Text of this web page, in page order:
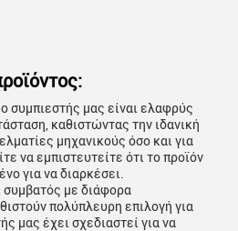
συμπιεστής μας είναι ελαφρύς
καθιστώντας την ιδανική
μηχανικούς όσο και για
να εμπιστευτείτε ότι το προϊόν
για να διαρκέσει.
συμβατός με διάφορα
πολύπλευρη επιλογή για
μας έχει σχεδιαστεί για να